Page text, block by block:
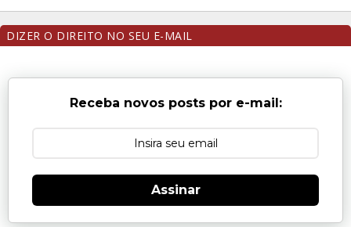
DIZER O DIREITO NO SEU E-MAIL
Receba novos posts por e-mail:
Assinar